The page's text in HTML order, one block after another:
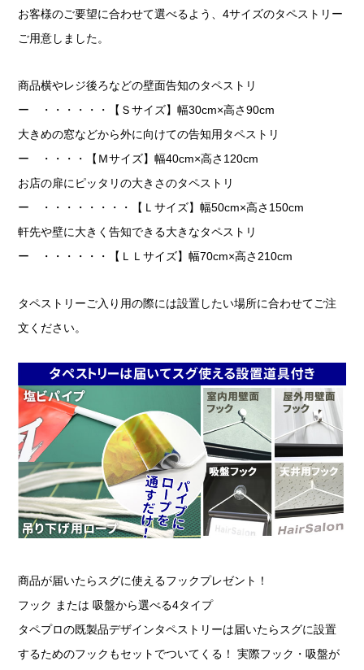
お客様のご要望に合わせて選べるよう、4サイズのタペストリー
ご用意しました。
商品横やレジ後ろなどの壁面告知のタペストリ
ー ・・・・・・【Ｓサイズ】幅30cm×高さ90cm
大きめの窓などから外に向けての告知用タペストリ
ー ・・・・【Ｍサイズ】幅40cm×高さ120cm
お店の扉にピッタリの大きさのタペストリ
ー ・・・・・・・・【Ｌサイズ】幅50cm×高さ150cm
軒先や壁に大きく告知できる大きなタペストリ
ー ・・・・・・【ＬＬサイズ】幅70cm×高さ210cm
タペストリーご入り用の際には設置したい場所に合わせてご注
文ください。
商品が届いたらスグに使えるフックプレゼント！
フック または 吸盤から選べる4タイプ
タペプロの既製品デザインタペストリーは届いたらスグに設置
するためのフックもセットでついてくる！ 実際フック・吸盤が